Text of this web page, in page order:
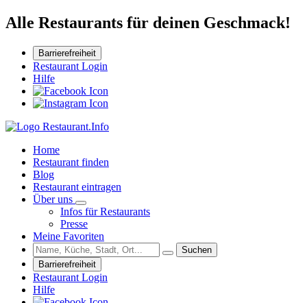
Alle Restaurants für deinen Geschmack!
Barrierefreiheit
Restaurant Login
Hilfe
Home
Restaurant finden
Blog
Restaurant eintragen
Über uns
Infos für Restaurants
Presse
Meine Favoriten
Suchen
Barrierefreiheit
Restaurant Login
Hilfe